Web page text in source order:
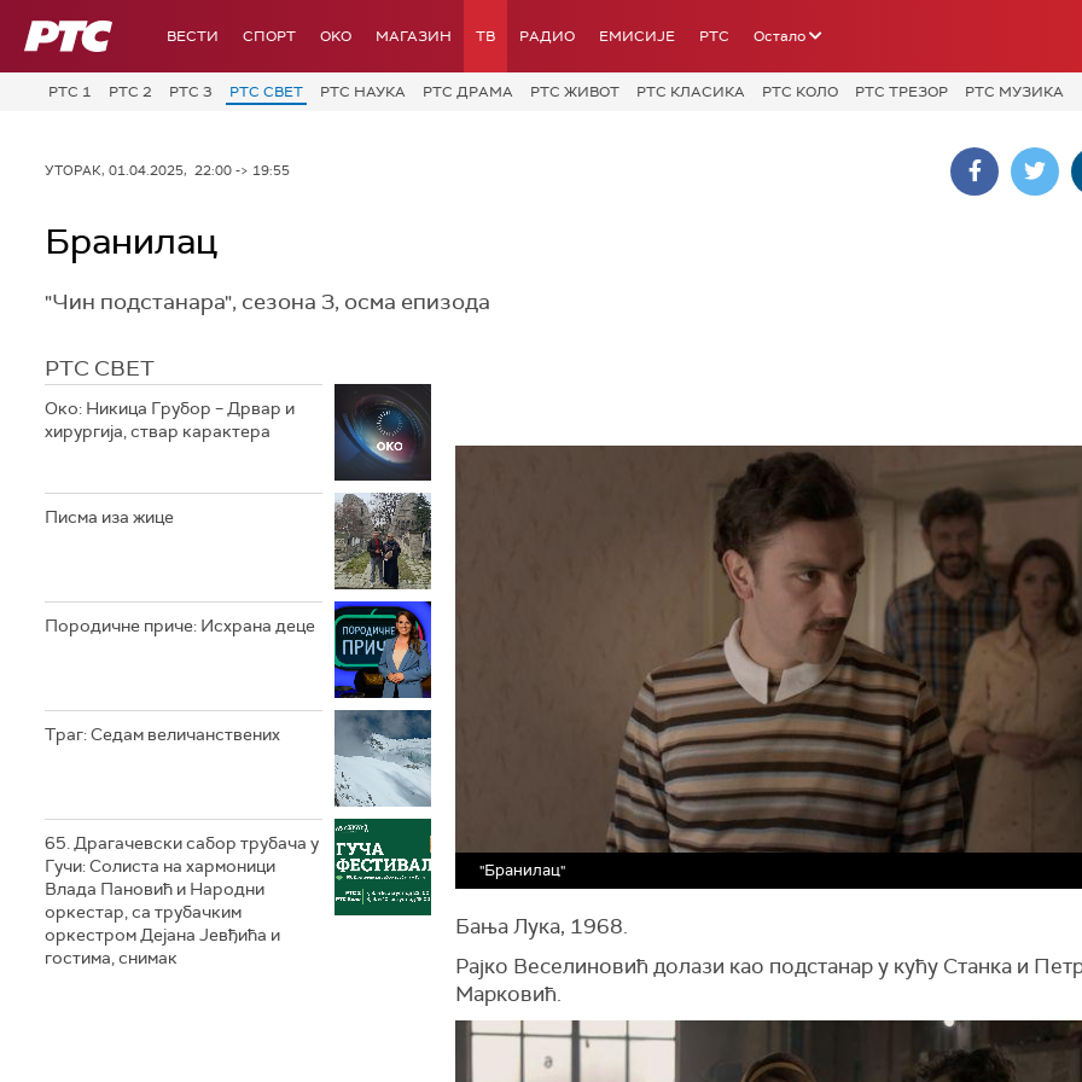
РТС ВЕСТИ СПОРТ OKO МАГАЗИН ТВ РАДИО ЕМИСИЈЕ РТС Остало
РТС 1 РТС 2 РТС 3 РТС СВЕТ РТС НАУКА РТС ДРАМА РТС ЖИВОТ РТС КЛАСИКА РТС КОЛО РТС ТРЕЗОР РТС МУЗИКА
УТОРАК, 01.04.2025, 22:00 -> 19:55
Бранилац
"Чин подстанара", сезона 3, осма епизода
РТС СВЕТ
Око: Никица Грубор – Дрвар и
хирургија, ствар карактера
Писма иза жице
Породичне приче: Исхрана деце
Траг: Седам величанствених
65. Драгачевски сабор трубача у
Гучи: Солиста на хармоници
Влада Пановић и Народни
оркестар, са трубачким
оркестром Дејана Јевђића и
гостима, снимак
"Бранилац"
Бања Лука, 1968.
Рајко Веселиновић долази као подстанар у кућу Станка и
Марковић.